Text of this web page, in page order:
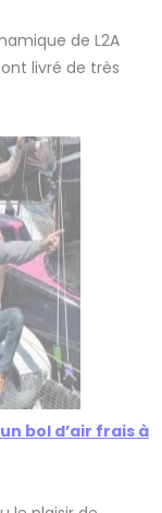
de L2A
livré de très
bol d’air frais à